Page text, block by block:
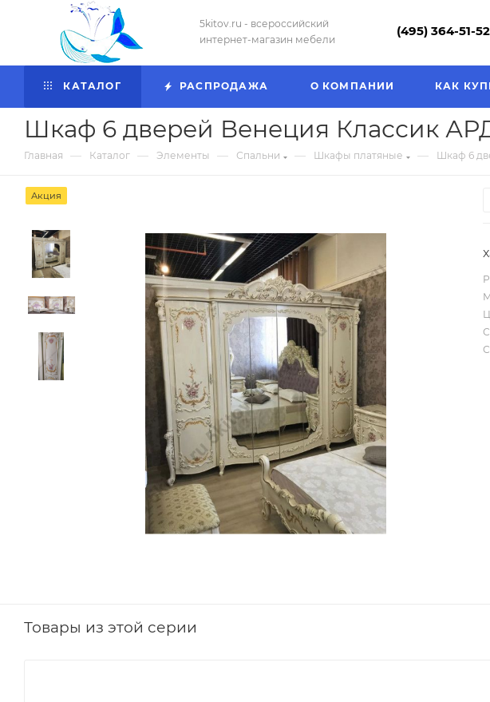
5kitov.ru - всероссийский
интернет-магазин мебели
(495) 364-51-52
КАТАЛОГ РАСПРОДАЖА О КОМПАНИИ КАК
Шкаф 6 дверей Венеция Классик
Главная — Каталог — Элементы — Спальни — Шкафы платяные — Шкаф 6
Акция
Товары из этой серии